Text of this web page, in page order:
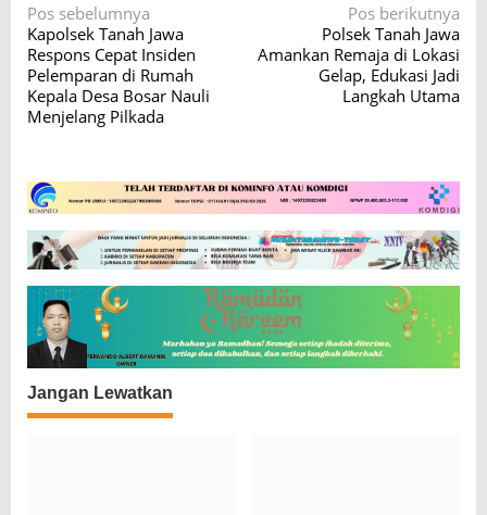
N
a
v
i
s
i
p
o
s
Pos sebelumnya
Kapolsek Tanah Jawa
Respons Cepat Insiden
Pelemparan di Rumah
Kepala Desa Bosar Nauli
Menjelang Pilkada
Pos berikutnya
Polsek Tanah Jawa
Amankan Remaja di Lokasi
Gelap, Edukasi Jadi
Langkah Utama
Jangan Lewatkan